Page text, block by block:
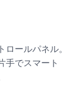
ロールパネル。
手でスマート